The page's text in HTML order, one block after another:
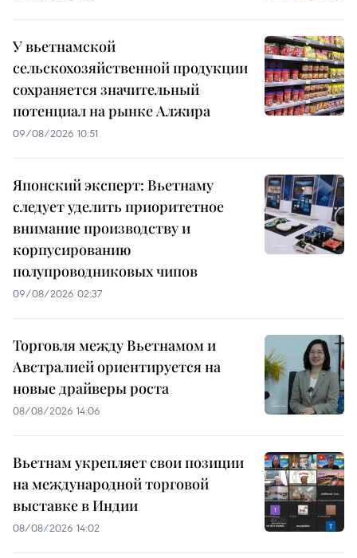
У вьетнамской
сельскохозяйственной продукции
сохраняется значительный
потенциал на рынке Алжира
09/08/2026 10:51
Японский эксперт: Вьетнаму
следует уделить приоритетное
внимание производству и
корпусированию
полупроводниковых чипов
09/08/2026 02:37
Торговля между Вьетнамом и
Австралией ориентируется на
новые драйверы роста
08/08/2026 14:06
Вьетнам укрепляет свои позиции
на международной торговой
выставке в Индии
08/08/2026 14:02